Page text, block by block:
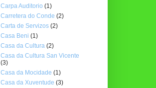
Carpa Auditorio (1)
Carretera do Conde (2)
Carta de Servizos (2)
Casa Beni (1)
Casa da Cultura (2)
Casa da Cultura San Vicente
(3)
Casa da Mocidade (1)
Casa da Xuventude (3)